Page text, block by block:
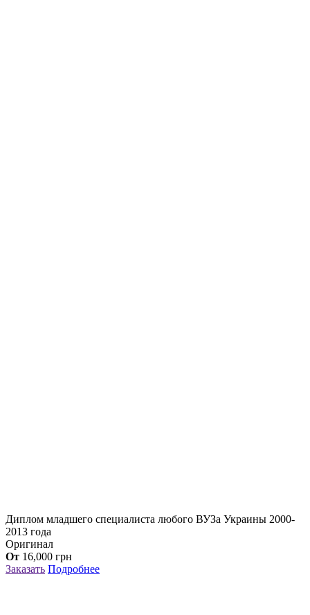
Диплом младшего специалиста любого ВУЗа Украины 2000-
2013 года
Оригинал
От 16,000 грн
Заказать Подробнее